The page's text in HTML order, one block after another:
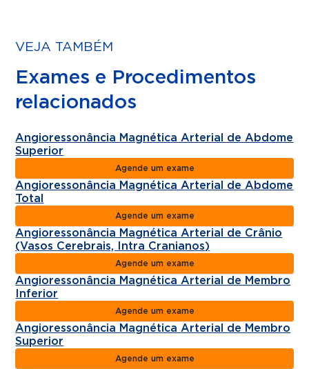
VEJA TAMBÉM
Exames e Procedimentos
relacionados
Angioressonância Magnética Arterial de Abdome
Superior
Agende um exame
Angioressonância Magnética Arterial de Abdome
Total
Agende um exame
Angioressonância Magnética Arterial de Crânio
(Vasos Cerebrais, Intra Cranianos)
Agende um exame
Angioressonância Magnética Arterial de Membro
Inferior
Agende um exame
Angioressonância Magnética Arterial de Membro
Superior
Agende um exame